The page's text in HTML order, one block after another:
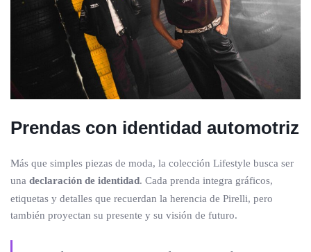
Prendas con identidad automotriz
Más que simples piezas de moda, la colección Lifestyle busca ser
una declaración de identidad. Cada prenda integra gráficos,
etiquetas y detalles que recuerdan la herencia de Pirelli, pero
también proyectan su presente y su visión de futuro.